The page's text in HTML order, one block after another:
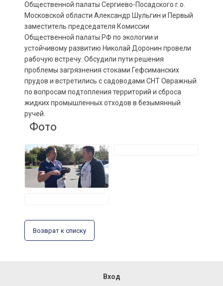
Общественной палаты Сергиево-Посадского г.о.
Московской области Александр Шульгин и Первый
заместитель председателя Комиссии
Общественной палаты РФ по экологии и
устойчивому развитию Николай Доронин провели
рабочую встречу. Обсудили пути решения
проблемы загрязнения стоками Гефсиманских
прудов и встретились с садоводами СНТ Овражный
по вопросам подтопления территорий и сброса
жидких промышленных отходов в безымянный
ручей.
Фото
Возврат к списку
Вход